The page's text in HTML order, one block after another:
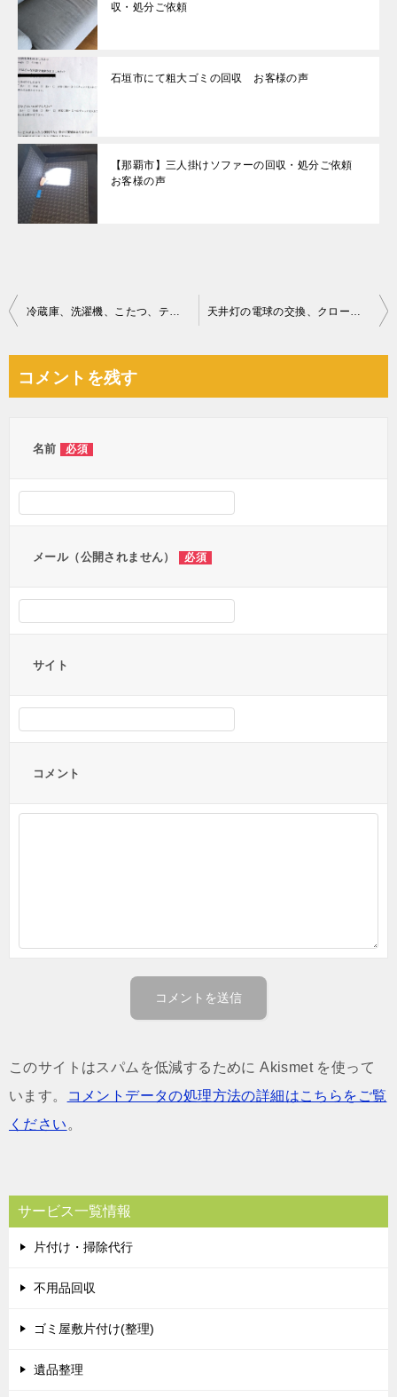
収・処分ご依頼
石垣市にて粗大ゴミの回収 お客様の声
【那覇市】三人掛けソファーの回収・処分ご依頼
お客様の声
投
ビ
冷蔵庫、洗濯機、こたつ、テレビ台、加湿器、チェスト等の回収・処分 天井灯の電球の交換、クローゼットのレールの修理ご依頼 お客様の声
コメントを残す
名前 必須
メール（公開されません） 必須
サイト
コメント
このサイトはスパムを低減するために Akismet を使って
います。
コメントデータの処理方法の詳細はこちらをご覧
ください 。
サービス一覧情報
片付け・掃除代行
不用品回収
ゴミ屋敷片付け(整理)
遺品整理